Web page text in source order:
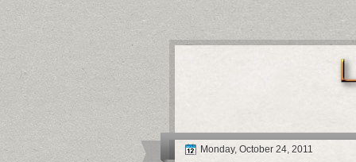
Monday, October 24, 2011